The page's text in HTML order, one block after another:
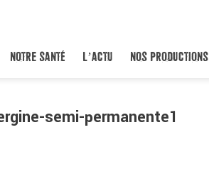
NOTRE SANTÉ L’ACTU NOS PRODUCTIONS
semi-permanente1